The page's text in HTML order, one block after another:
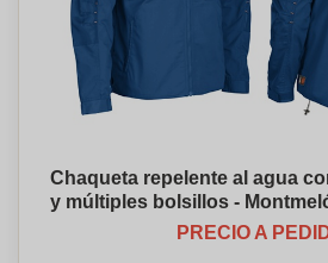
Chaqueta repelente al agua
y múltiples bolsillos -
PRECIO A